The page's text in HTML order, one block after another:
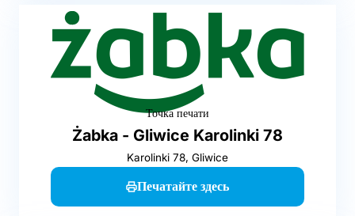
Точка печати
Żabka - Gliwice Karolinki 78
Karolinki 78, Gliwice
Печатайте здесь